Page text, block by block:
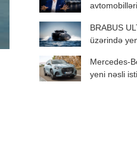
BRABUS
üzərində
Mercedes-
yeni nəsli